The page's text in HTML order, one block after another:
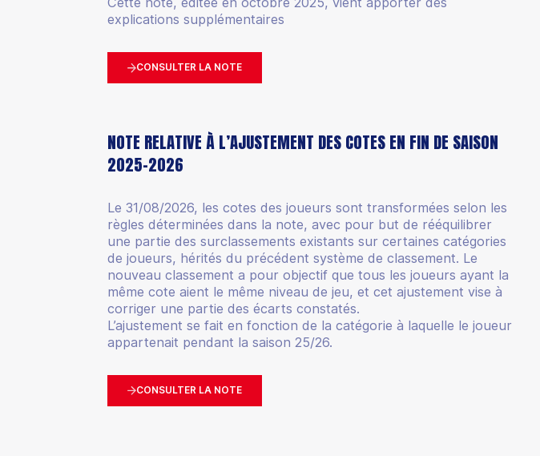
explications supplémentaires
CONSULTER LA NOTE
NOTE RELATIVE À L’AJUSTEMENT DES COTES EN FIN DE SAISON
2025-2026
Le 31/08/2026, les cotes des joueurs sont transformées selon les
règles déterminées dans la note, avec pour but de rééquilibrer
une partie des surclassements existants sur certaines catégories
de joueurs, hérités du précédent système de classement. Le
nouveau classement a pour objectif que tous les joueurs ayant la
même cote aient le même niveau de jeu, et cet ajustement vise à
corriger une partie des écarts constatés.
L’ajustement se fait en fonction de la catégorie à laquelle le joueur
appartenait pendant la saison 25/26.
CONSULTER LA NOTE